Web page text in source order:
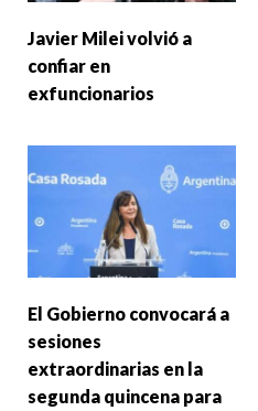
Javier Milei volvió a
confiar en
exfuncionarios
El Gobierno convocará a
sesiones
extraordinarias en la
segunda quincena para